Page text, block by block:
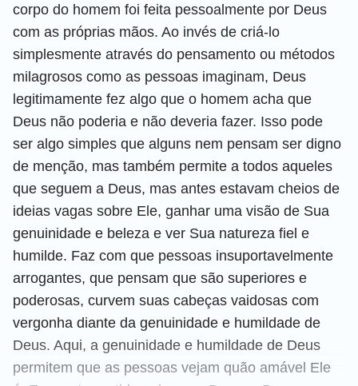
corpo do homem foi feita pessoalmente por Deus
com as próprias mãos. Ao invés de criá-lo
simplesmente através do pensamento ou métodos
milagrosos como as pessoas imaginam, Deus
legitimamente fez algo que o homem acha que
Deus não poderia e não deveria fazer. Isso pode
ser algo simples que alguns nem pensam ser digno
de menção, mas também permite a todos aqueles
que seguem a Deus, mas antes estavam cheios de
ideias vagas sobre Ele, ganhar uma visão de Sua
genuinidade e beleza e ver Sua natureza fiel e
humilde. Faz com que pessoas insuportavelmente
arrogantes, que pensam que são superiores e
poderosas, curvem suas cabeças vaidosas com
vergonha diante da genuinidade e humildade de
Deus. Aqui, a genuinidade e humildade de Deus
permitem que as pessoas vejam quão amável Ele